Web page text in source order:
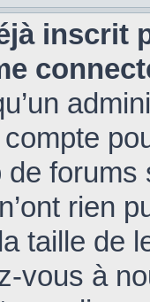
inscrit
rien
taille de
vous à